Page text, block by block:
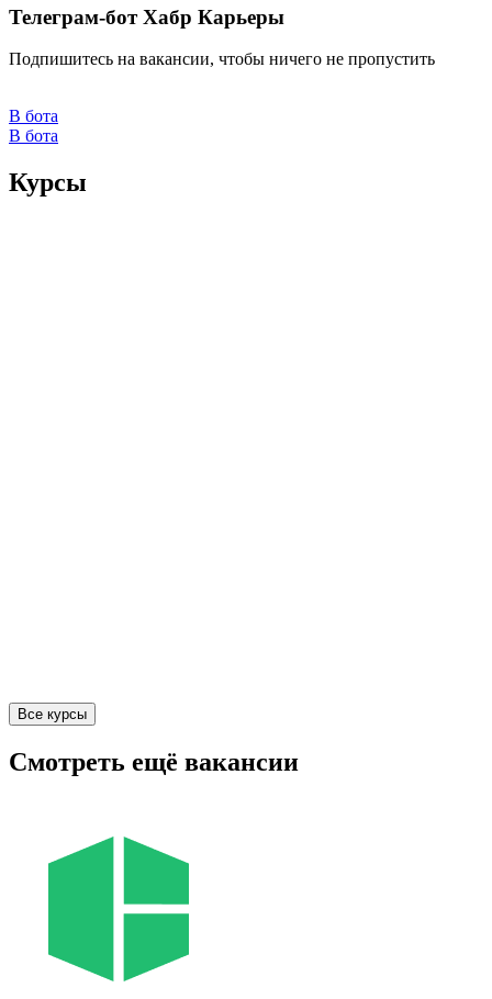
Телеграм-бот Хабр Карьеры
Подпишитесь на вакансии, чтобы ничего не пропустить
В бота
В бота
Курсы
Все курсы
Смотреть ещё вакансии